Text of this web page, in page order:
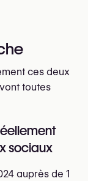
ces deux
toutes
sociaux
auprès de 1